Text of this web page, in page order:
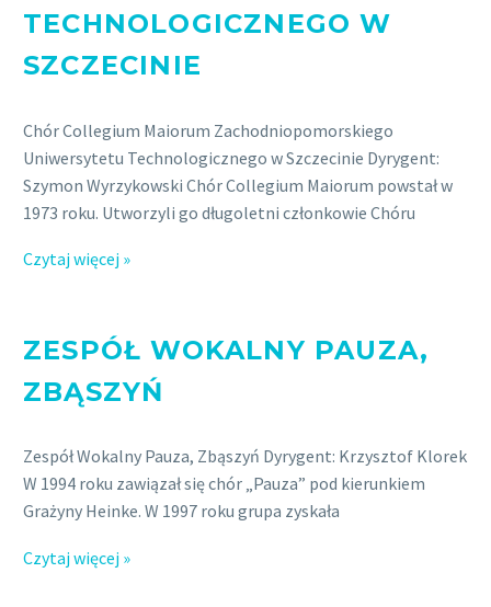
TECHNOLOGICZNEGO W
SZCZECINIE
Chór Collegium Maiorum Zachodniopomorskiego
Uniwersytetu Technologicznego w Szczecinie Dyrygent:
Szymon Wyrzykowski Chór Collegium Maiorum powstał w
1973 roku. Utworzyli go długoletni członkowie Chóru
Czytaj więcej »
ZESPÓŁ WOKALNY PAUZA,
ZBĄSZYŃ
Zespół Wokalny Pauza, Zbąszyń Dyrygent: Krzysztof Klorek
W 1994 roku zawiązał się chór „Pauza” pod kierunkiem
Grażyny Heinke. W 1997 roku grupa zyskała
Czytaj więcej »